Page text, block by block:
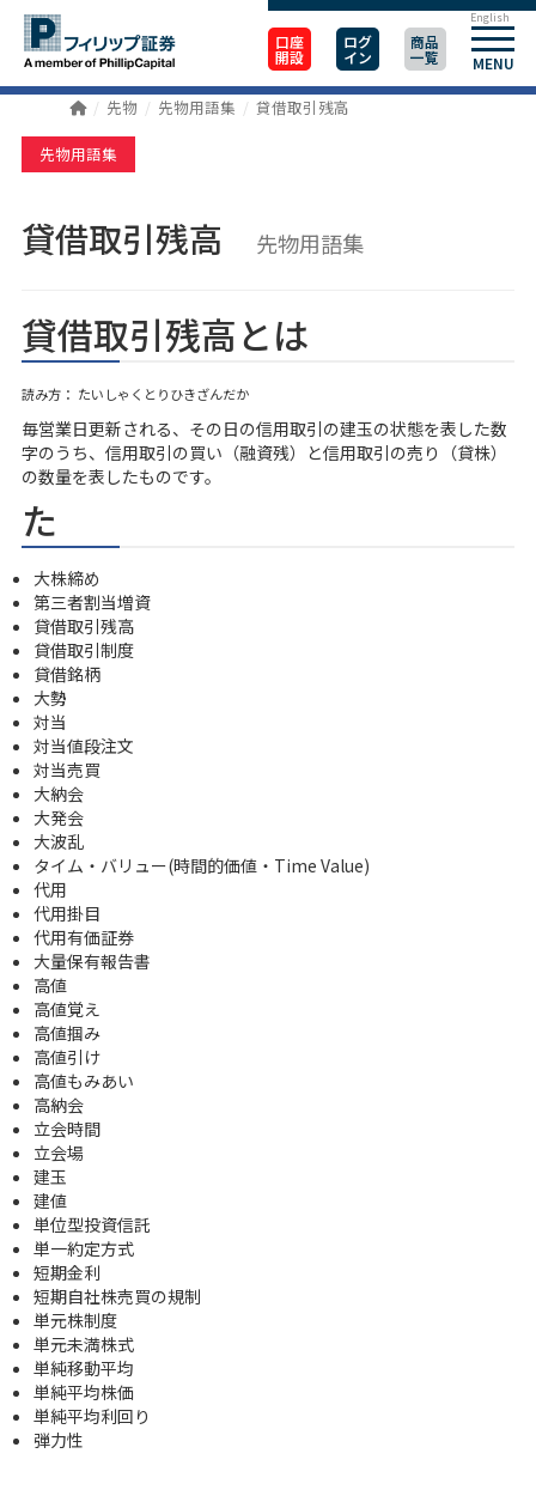
口座
開設
ログ
イン
商品
一覧 MENU
English
先物 先物用語集 貸借取引残高
先物用語集
貸借取引残高 先物用語集
貸借取引残高とは
読み方： たいしゃくとりひきざんだか
毎営業日更新される、その日の信用取引の建玉の状態を表した数
字のうち、信用取引の買い（融資残）と信用取引の売り（貸株）
の数量を表したものです。
た
大株締め
第三者割当増資
貸借取引残高
貸借取引制度
貸借銘柄
大勢
対当
対当値段注文
対当売買
大納会
大発会
大波乱
タイム・バリュー(時間的価値・Time Value)
代用
代用掛目
代用有価証券
大量保有報告書
高値
高値覚え
高値掴み
高値引け
高値もみあい
高納会
立会時間
立会場
建玉
建値
単位型投資信託
単一約定方式
短期金利
短期自社株売買の規制
単元株制度
単元未満株式
単純移動平均
単純平均株価
単純平均利回り
弾力性